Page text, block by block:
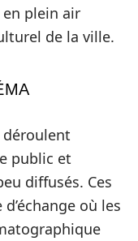
plein air
de la ville.
déroulent
public et
diffusés. Ces
où les